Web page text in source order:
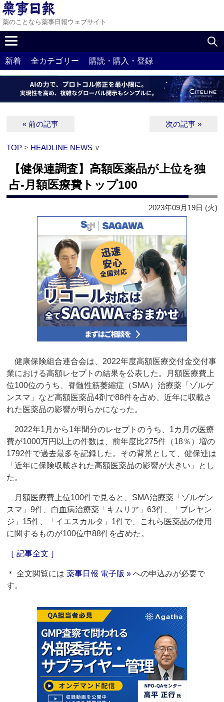
薬のことなら薬事日報ウェブサイト
新着 全カテゴリー 購読・購入・登録
« 前の記事 次の記事 »
TOP > HEADLINE NEWS ∨
【健保連調査】高額医薬品が上位を独
占‐月額医療費トップ100
2023年09月19日 (火)
健康保険組合連合会は、2022年度高額医療交付金交付事
業における高額レセプトの結果を公表した。月額医療費上
位100位のうち、脊髄性筋萎縮症（SMA）治療薬「ゾルゲ
ンスマ」など高額医薬品4剤で88件を占め、近年に収載さ
れた医薬品の影響が明らかになった。
2022年1月から1年間分のレセプトのうち、1カ月の医療
費が1000万円以上の件数は、前年度比275件（18％）増の
1792件で過去最多を記録した。その背景として、健保連は
「近年に保険収載された高額医薬品の影響が大きい」とし
た。
月額医療費上位100件で見ると、SMA治療薬「ゾルゲン
スマ」9件、白血病治療薬「キムリア」63件、「ブレヤン
ジ」15件、「イエスカルタ」1件で、これら医薬品の使用
に関するものが100位中88件を占めた。
［ 記事全文 ］
＊ 全文閲覧には薬事日報 電子版 » への申込みが必要で
す。